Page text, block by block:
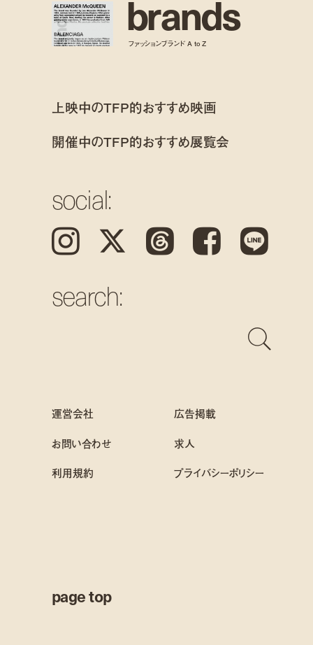
brands
ファッションブランド A to Z
上映中のTFP的おすすめ映画
開催中のTFP的おすすめ展覧会
social:
Instagram 𝕏 Threads Facebook LINE
search:
運営会社
広告掲載
お問い合わせ
求人
利用規約 プライバシーポリシー
page top